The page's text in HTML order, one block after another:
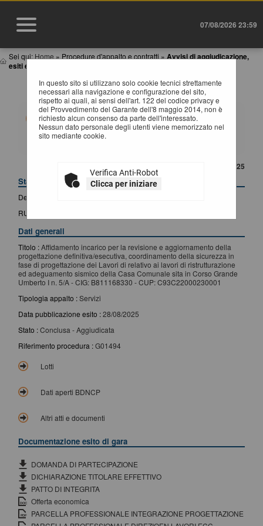
07/08/2026 23:59
Sei qui: Home » Procedure d'appalto e contratti » Avvisi di aggiudicazione,
esiti e affida...
In questo sito si utilizzano solo cookie tecnici strettamente
necessari alla navigazione e configurazione del sito,
rispetto ai quali, ai sensi dell'art. 122 del codice privacy e
del Provvedimento del Garante dell'8 maggio 2014, non è
richiesto alcun consenso da parte dell'interessato.
Nessun dato personale degli utenti viene memorizzato nel
sito mediante cookie.
Verifica Anti-Robot
Clicca per iniziare
DETTAGLIO ESITO DI GARA
Questa funzionalità permette di visualizzare i dati di
dettaglio dell'esito di gara selezionato, compresi i
documenti. Premendo il pulsante "Lotti" si accede alle
informazioni di dettaglio dei lotti facenti parte della gara,
CONTENUTO AGGIORNATO AL 28/08/2025
Stazione appaltante
Denominazione :
RUP :
Dati generali
Titolo :Affidamento incarico per la revisione e aggiornamento della
progettazione definitiva/esecutiva, coordinamento della sicurezza in
fase di progettazione dei Lavori di relativo ai lavori di ristrutturazione
ed adeguamento sismico della Casa Comunale sita in Corso Grande
Umberto I n. 5/A - CIG: B811168330 - CUP: C93C22000230001
Tipologia appalto :Servizi
Data pubblicazione esito :28/08/2025
Stato :Conclusa - Aggiudicata
Riferimento procedura :G01494
Lotti
Dati aperti BDNCP
Altri atti e documenti
Documentazione esito di gara
DOMANDA DI PARTECIPAZIONE
DICHIARAZIONE TITOLARE EFFETTIVO
PATTO DI INTEGRITA
Offerta economica
PARCELLA PROFESSIONALE INTEGRAZIONE PROGETTAZIONE